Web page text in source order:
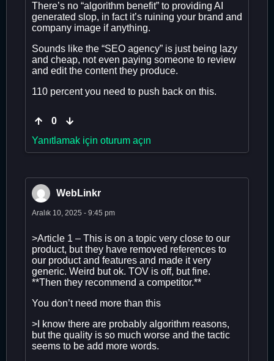
There’s no “algorithm benefit” to providing AI
generated slop, in fact it’s ruining your brand and
company image if anything.
Sounds like the “SEO agency” is just being lazy
and cheap, not even paying someone to review
and edit the content they produce.
110 percent you need to push back on this.
0
Yanıtlamak için oturum açın
WebLinkr
Aralık 10, 2025 - 9:45 pm
>Article 1 – This is on a topic very close to our
product, but they have removed references to
our product and features and made it very
generic. Weird but ok. TOV is off, but fine.
**Then they recommend a competitor.**
You don’t need more than this
>I know there are probably algorithm reasons,
but the quality is so much worse and the tactic
seems to be add more words.